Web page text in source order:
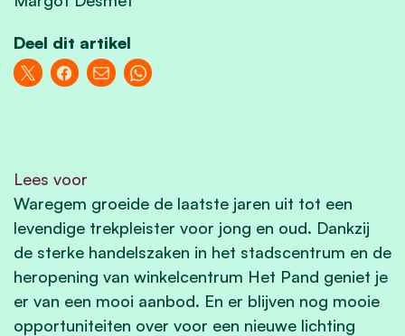
Deel dit artikel
Lees voor
Waregem groeide de laatste jaren uit tot een
levendige trekpleister voor jong en oud. Dankzij
de sterke handelszaken in het stadscentrum en de
heropening van winkelcentrum Het Pand geniet je
er van een mooi aanbod. En er blijven nog mooie
opportuniteiten over voor een nieuwe lichting